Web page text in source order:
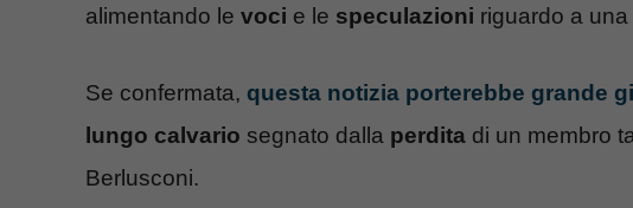
alimentando le voci e le speculazioni riguardo a
Se confermata, questa notizia porterebbe grande
lungo calvario segnato dalla perdita di un membro
Berlusconi.